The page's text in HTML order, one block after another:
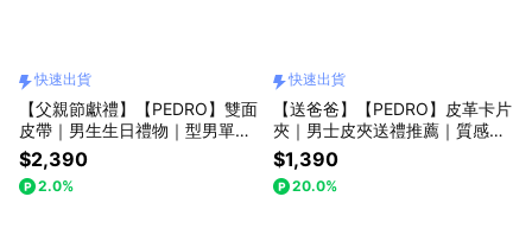
快速出貨
【父親節獻禮】【PEDRO】雙面
皮帶｜男生生日禮物｜型男單品
｜快速出貨｜小CK集團品牌
$2,390
2.0%
快速出貨
【送爸爸】【PEDRO】皮革卡片
夾｜男士皮夾送禮推薦｜質感單
品｜快速出貨｜小CK集團品牌
$1,390
20.0%